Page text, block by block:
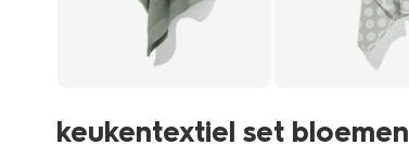
keukentextiel set bloemen